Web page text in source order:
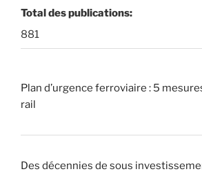
Total des publications:
881
Plan d’urgence ferroviaire : 5
rail
Des décennies de sous